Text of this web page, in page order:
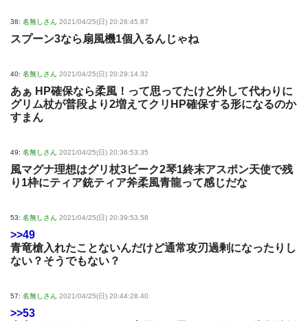
38: 名無しさん 2021/04/25(日) 20:26:45.87
スプーン3なら扇風機1個入るんじゃね
40: 名無しさん 2021/04/25(日) 20:29:14.32
あぁ HP確保なら柔風！って思ってたけど外して代わりに
グリム杖が普段より2増えてクリHP確保する形になるのか
すまん
49: 名無しさん 2021/04/25(日) 20:36:53.35
風マグナ理想はグリ杖3ビーク2琴1終末アスポン天使で残
り1枠にティア銃ティア斧柔風青龍って感じだな
53: 名無しさん 2021/04/25(日) 20:39:53.58
>>49
青竜槍入れたことないんだけど通常攻刃過剰になったりし
ない？そうでもない？
57: 名無しさん 2021/04/25(日) 20:44:28.40
>>53